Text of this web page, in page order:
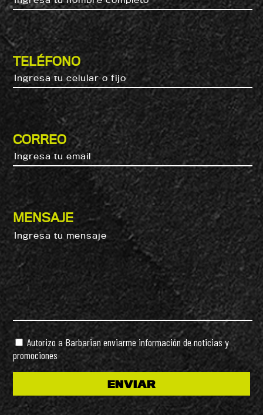
TELÉFONO
CORREO
MENSAJE
Autorizo a Barbarian enviarme información de noticias y
promociones